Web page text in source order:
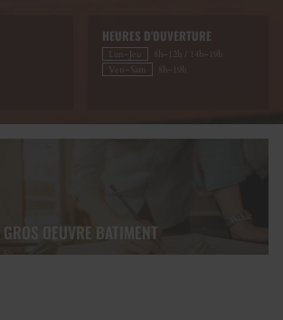
HEURES D'OUVERTURE
Lun–Jeu
8h–12h / 14h–19h
Ven–Sam
8h–19h
GROS OEUVRE BATIMENT